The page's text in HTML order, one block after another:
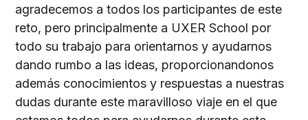
agradecemos a todos los participantes de este
reto, pero principalmente a UXER School por
todo su trabajo para orientarnos y ayudarnos
dando rumbo a las ideas, proporcionandonos
además conocimientos y respuestas a nuestras
dudas durante este maravilloso viaje en el que